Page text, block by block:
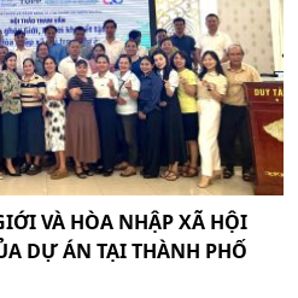
VÀ HÒA NHẬP XÃ HỘI
DỰ ÁN TẠI THÀNH PHỐ